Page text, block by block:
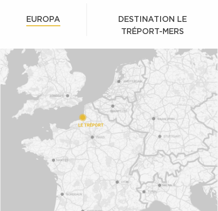
EUROPA
DESTINATION LE
TRÉPORT-MERS